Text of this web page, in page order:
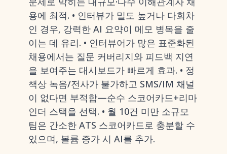
용에 최적. • 인터뷰가 밀도 높거나 다회차
인 경우, 강력한 AI 요약이 메모 병목을 줄
이는 데 유리. • 인터뷰어가 많은 표준화된
채용에서는 질문 커버리지와 피드백 지연
을 보여주는 대시보드가 빠르게 효과. • 정
책상 녹음/전사가 불가하고 SMS/IM 채널
이 없다면 부적합—순수 스코어카드+리마
인더 스택을 선택. • 월 10건 미만 소규모
팀은 간소한 ATS 스코어카드로 충분할 수
있으며, 볼륨 증가 시 AI를 추가.